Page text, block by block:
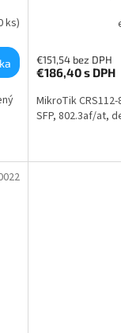
ks)
€151,54 bez DPH
€186,40s DPH
MikroTik CRS112-
SFP, 802.3af/at,